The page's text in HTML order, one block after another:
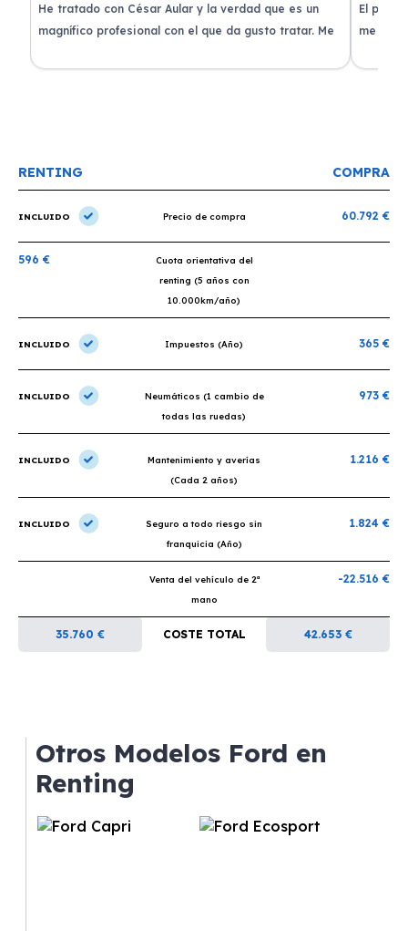
He tratado con César Aular y la verdad que es un
magnífico profesional con el que da gusto tratar. Me
El
me
RENTING COMPRA
INCLUIDO Precio de compra 60.792 €
596 €
Cuota orientativa del
renting (5 años con
10.000km/año)
INCLUIDO Impuestos (Año) 365 €
INCLUIDO
Neumáticos (1 cambio de
todas las ruedas)
973 €
INCLUIDO
Mantenimiento y averías
(Cada 2 años)
1.216 €
INCLUIDO
Seguro a todo riesgo sin
franquicia (Año)
1.824 €
Venta del vehículo de 2ª
mano
-22.516 €
35.760 € COSTE TOTAL 42.653 €
Otros Modelos Ford en
Renting